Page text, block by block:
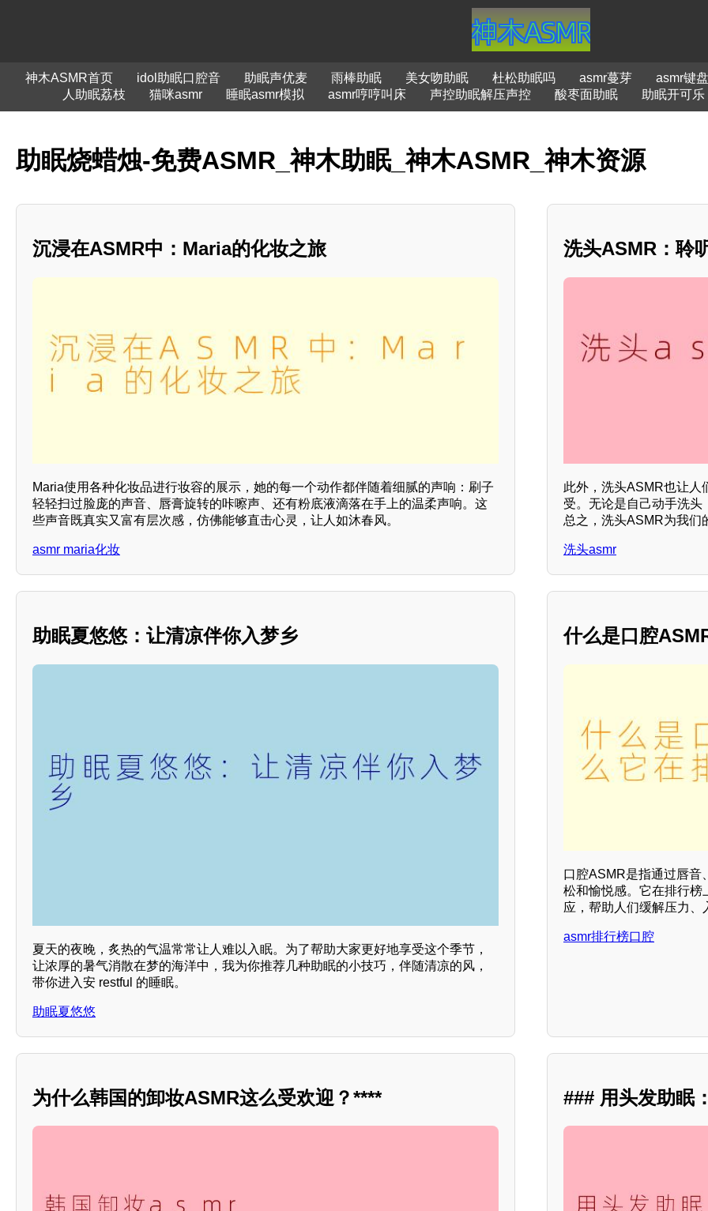
神木ASMR首页 idol助眠口腔音 助眠声优麦 雨棒助眠 美女吻助眠 杜松助眠吗 asmr蔓芽
asmr键
人助眠荔枝
猫咪asmr 睡眠asmr模拟 asmr哼哼叫床 声控助眠解压声控 酸枣面助眠 助眠开可乐
助眠烧蜡烛-免费ASMR_神木助眠_神木ASMR_神木资源
沉浸在ASMR中：Maria的化妆之旅
Maria使用各种化妆品进行妆容的展示，她的每一个动作都伴随着细腻的声响：刷子
轻轻扫过脸庞的声音、唇膏旋转的咔嚓声、还有粉底液滴落在手上的温柔声响。这
些声音既真实又富有层次感，仿佛能够直击心灵，让人如沐春风。
asmr maria化妆
洗头ASMR：聆
此外，洗头ASMR也让人
受。无论是自己动手洗
总之，洗头ASMR为我们
洗头asmr
助眠夏悠悠：让清凉伴你入梦乡
夏天的夜晚，炙热的气温常常让人难以入眠。为了帮助大家更好地享受这个季节，
让浓厚的暑气消散在梦的海洋中，我为你推荐几种助眠的小技巧，伴随清凉的风，
带你进入安 restful 的睡眠。
助眠夏悠悠
什么是口腔
口腔ASMR是指通过唇音
松和愉悦感。它在排行
应，帮助人们缓解压力
asmr排行榜口腔
为什么韩国的卸妆ASMR这么受欢迎？**** ### 用头发助眠